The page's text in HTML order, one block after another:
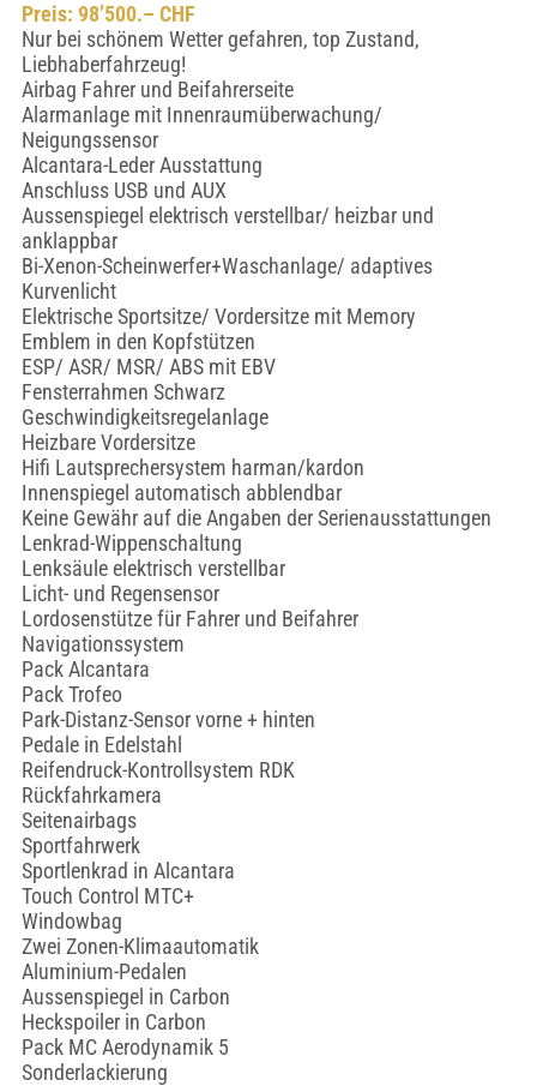
Preis: 98’500.– CHF
Nur bei schönem Wetter gefahren, top Zustand,
Liebhaberfahrzeug!
Airbag Fahrer und Beifahrerseite
Alarmanlage mit Innenraumüberwachung/
Neigungssensor
Alcantara-Leder Ausstattung
Anschluss USB und AUX
Aussenspiegel elektrisch verstellbar/ heizbar und
anklappbar
Bi-Xenon-Scheinwerfer+Waschanlage/ adaptives
Kurvenlicht
Elektrische Sportsitze/ Vordersitze mit Memory
Emblem in den Kopfstützen
ESP/ ASR/ MSR/ ABS mit EBV
Fensterrahmen Schwarz
Geschwindigkeitsregelanlage
Heizbare Vordersitze
Hifi Lautsprechersystem harman/kardon
Innenspiegel automatisch abblendbar
Keine Gewähr auf die Angaben der Serienausstattungen
Lenkrad-Wippenschaltung
Lenksäule elektrisch verstellbar
Licht- und Regensensor
Lordosenstütze für Fahrer und Beifahrer
Navigationssystem
Pack Alcantara
Pack Trofeo
Park-Distanz-Sensor vorne + hinten
Pedale in Edelstahl
Reifendruck-Kontrollsystem RDK
Rückfahrkamera
Seitenairbags
Sportfahrwerk
Sportlenkrad in Alcantara
Touch Control MTC+
Windowbag
Zwei Zonen-Klimaautomatik
Aluminium-Pedalen
Aussenspiegel in Carbon
Heckspoiler in Carbon
Pack MC Aerodynamik 5
Sonderlackierung